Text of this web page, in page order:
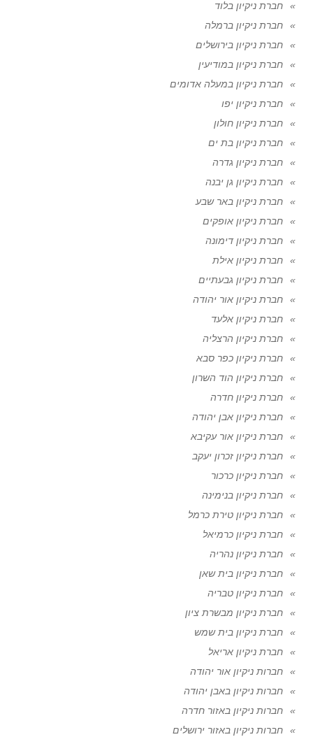
חברת ניקיון בלוד
חברת ניקיון ברמלה
חברת ניקיון בירושלים
חברת ניקיון במודיעין
חברת ניקיון במעלה אדומים
חברת ניקיון יפו
חברת ניקיון חולון
חברת ניקיון בת ים
חברת ניקיון גדרה
חברת ניקיון גן יבנה
חברת ניקיון באר שבע
חברת ניקיון אופקים
חברת ניקיון דימונה
חברת ניקיון אילת
חברת ניקיון גבעתיים
חברת ניקיון אור יהודה
חברת ניקיון אלעד
חברת ניקיון הרצליה
חברת ניקיון כפר סבא
חברת ניקיון הוד השרון
חברת ניקיון חדרה
חברת ניקיון אבן יהודה
חברת ניקיון אור עקיבא
חברת ניקיון זכרון יעקב
חברת ניקיון כרכור
חברת ניקיון בנימינה
חברת ניקיון טירת כרמל
חברת ניקיון כרמיאל
חברת ניקיון נהריה
חברת ניקיון בית שאן
חברת ניקיון טבריה
חברת ניקיון מבשרת ציון
חברת ניקיון בית שמש
חברת ניקיון אריאל
חברות ניקיון אור יהודה
חברות ניקיון באבן יהודה
חברות ניקיון באזור חדרה
חברות ניקיון באזור ירושלים